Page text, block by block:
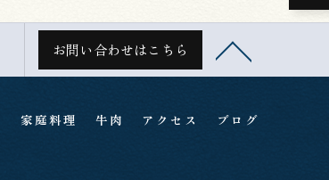
お問い合わせはこちら
家庭料理 牛肉 アクセス
ブログ